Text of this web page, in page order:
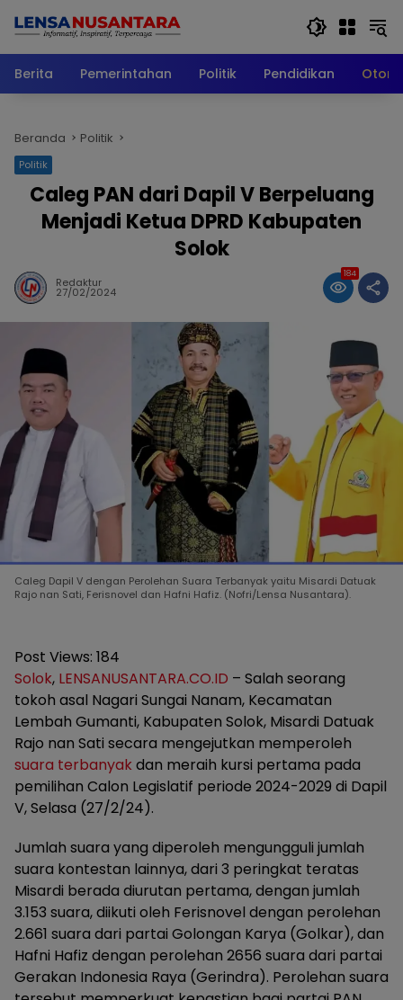
Berita
Pemerintahan Politik Pendidikan
Beranda Politik
Politik
Caleg PAN dari Dapil V Berpeluang
Menjadi Ketua DPRD Kabupaten
Solok
Redaktur
27/02/2024
184
Caleg Dapil V dengan Perolehan Suara Terbanyak yaitu Misardi Datuak
Rajo nan Sati, Ferisnovel dan Hafni Hafiz. (Nofri/Lensa Nusantara).
Post Views: 184
Solok, LENSANUSANTARA.CO.ID – Salah seorang
tokoh asal Nagari Sungai Nanam, Kecamatan
Lembah Gumanti, Kabupaten Solok, Misardi Datuak
Rajo nan Sati secara mengejutkan memperoleh
suara terbanyak dan meraih kursi pertama pada
pemilihan Calon Legislatif periode 2024-2029 di Dapil
V, Selasa (27/2/24).
Jumlah suara yang diperoleh mengungguli jumlah
suara kontestan lainnya, dari 3 peringkat teratas
Misardi berada diurutan pertama, dengan jumlah
3.153 suara, diikuti oleh Ferisnovel dengan perolehan
2.661 suara dari partai Golongan Karya (Golkar), dan
Hafni Hafiz dengan perolehan 2656 suara dari partai
Gerakan Indonesia Raya (Gerindra). Perolehan suara